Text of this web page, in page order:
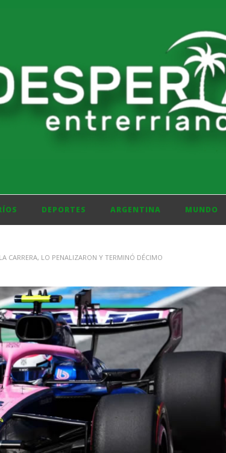
DEPORTES ARGENTINA MUNDO
CARRERA, LO PENALIZARON Y TERMINÓ DÉCIMO